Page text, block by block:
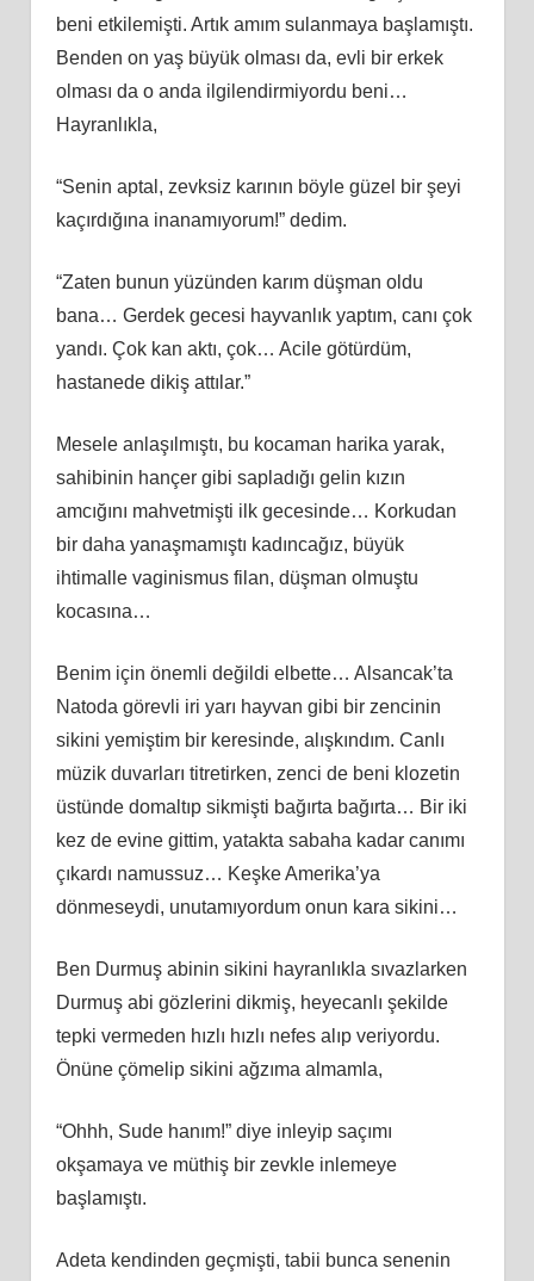
beni etkilemişti. Artık amım sulanmaya başlamıştı.
Benden on yaş büyük olması da, evli bir erkek
olması da o anda ilgilendirmiyordu beni…
Hayranlıkla,
“Senin aptal, zevksiz karının böyle güzel bir şeyi
kaçırdığına inanamıyorum!” dedim.
“Zaten bunun yüzünden karım düşman oldu
bana… Gerdek gecesi hayvanlık yaptım, canı çok
yandı. Çok kan aktı, çok… Acile götürdüm,
hastanede dikiş attılar.”
Mesele anlaşılmıştı, bu kocaman harika yarak,
sahibinin hançer gibi sapladığı gelin kızın
amcığını mahvetmişti ilk gecesinde… Korkudan
bir daha yanaşmamıştı kadıncağız, büyük
ihtimalle vaginismus filan, düşman olmuştu
kocasına…
Benim için önemli değildi elbette… Alsancak’ta
Natoda görevli iri yarı hayvan gibi bir zencinin
sikini yemiştim bir keresinde, alışkındım. Canlı
müzik duvarları titretirken, zenci de beni klozetin
üstünde domaltıp sikmişti bağırta bağırta… Bir iki
kez de evine gittim, yatakta sabaha kadar canımı
çıkardı namussuz… Keşke Amerika’ya
dönmeseydi, unutamıyordum onun kara sikini…
Ben Durmuş abinin sikini hayranlıkla sıvazlarken
Durmuş abi gözlerini dikmiş, heyecanlı şekilde
tepki vermeden hızlı hızlı nefes alıp veriyordu.
Önüne çömelip sikini ağzıma almamla,
“Ohhh, Sude hanım!” diye inleyip saçımı
okşamaya ve müthiş bir zevkle inlemeye
başlamıştı.
Adeta kendinden geçmişti, tabii bunca senenin